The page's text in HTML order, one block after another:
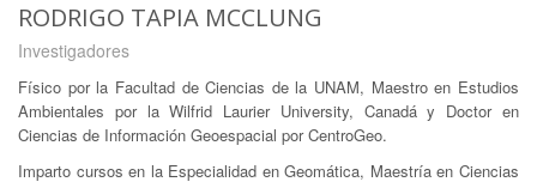
RODRIGO TAPIA MCCLUNG
Investigadores
Físico por la Facultad de Ciencias de la UNAM, Maestro en Estudios
Ambientales por la Wilfrid Laurier University, Canadá y Doctor en
Ciencias de Información Geoespacial por CentroGeo.
Imparto cursos en la Especialidad en Geomática, Maestría en Ciencias